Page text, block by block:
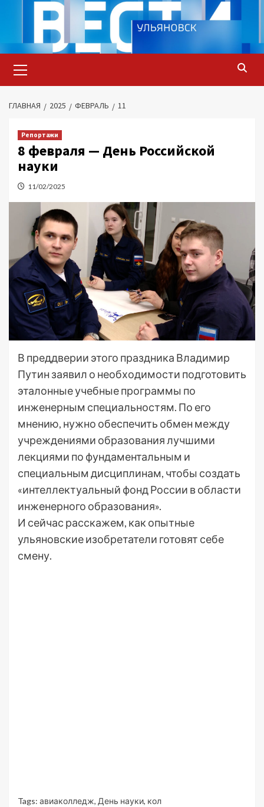
содержимому
меню
ГЛАВНАЯ 2025 ФЕВРАЛЬ 11
Репортажи
8 февраля — День Российской
науки
11/02/2025
В преддверии этого праздника Владимир
Путин заявил о необходимости подготовить
эталонные учебные программы по
инженерным специальностям. По его
мнению, нужно обеспечить обмен между
учреждениями образования лучшими
лекциями по фундаментальным и
специальным дисциплинам, чтобы создать
«интеллектуальный фонд России в области
инженерного образования».
И сейчас расскажем, как опытные
ульяновские изобретатели готовят себе
смену.
Tags: авиаколледж, День науки, кол